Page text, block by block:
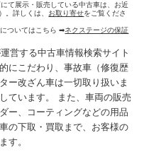
て展示・販売している中古車は、お近
。詳しくは、 お取り寄せをご覧くださ
ついてはこちら ➡ネクステージの保証
営する中古車情報検索サイト
にこだわり、事故車（修復歴
ー改ざん車は一切取り扱いま
ています。 また、車両の販売
ー、コーティングなどの用品
の下取・買取まで、お客様の
す。